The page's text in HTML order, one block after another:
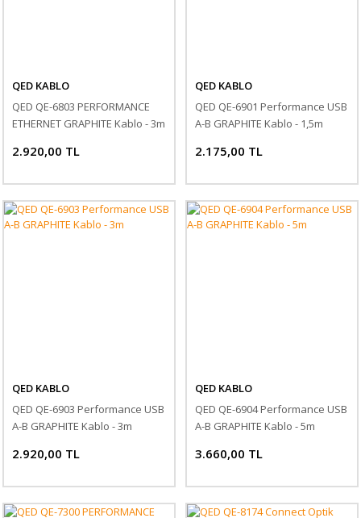
QED KABLO
QED QE-6803 PERFORMANCE
ETHERNET GRAPHITE Kablo - 3m
2.920,00 TL
QED KABLO
QED QE-6901 Performance USB
A-B GRAPHITE Kablo - 1,5m
2.175,00 TL
QED KABLO
QED QE-6903 Performance USB
A-B GRAPHITE Kablo - 3m
2.920,00 TL
QED KABLO
QED QE-6904 Performance USB
A-B GRAPHITE Kablo - 5m
3.660,00 TL